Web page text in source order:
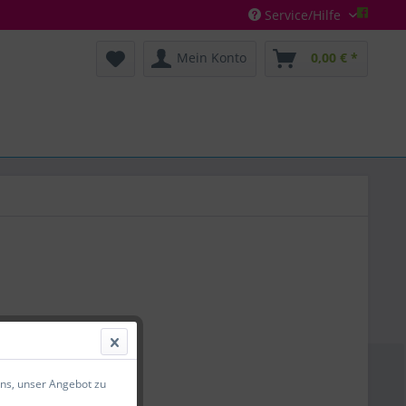
Service/Hilfe
Mein Konto 0,00 € *
(0,02 € * / 1 Milliliter)
Versandkosten
unser Angebot zu